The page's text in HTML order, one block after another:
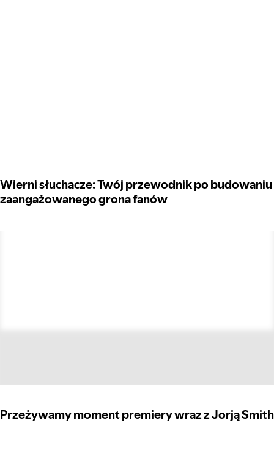
Wierni słuchacze: Twój przewodnik po budowaniu
zaangażowanego grona fanów
Przeżywamy moment premiery wraz z Jorją Smith